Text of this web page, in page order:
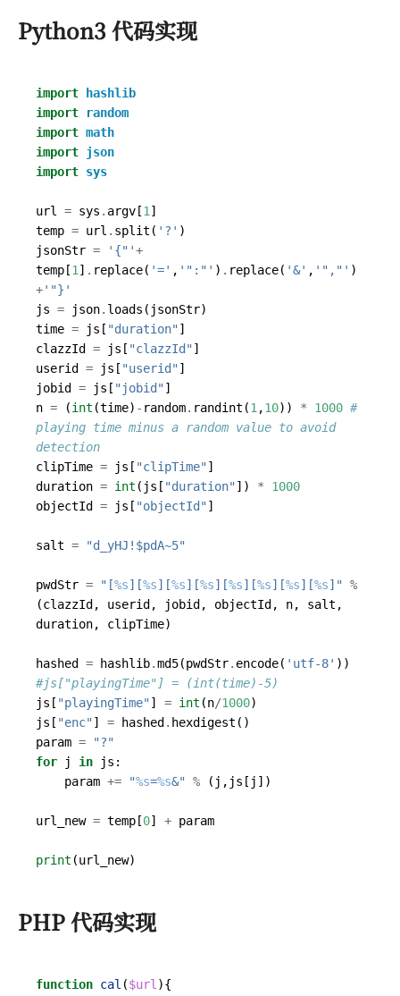
Python3 代码实现
import hashlib
import
random
import math
import json
import sys
url = sys . argv[1 ]
temp = url . split ( '?' )
jsonStr = '{"'+
temp[1 ] . replace( '=' , '":"' ) . replace( '&' , '","' )
+'"}'
js = json. loads ( jsonStr)
time = js [ "duration"]
clazzId = js [ "clazzId"]
userid = js [ "userid"]
jobid = js [ "jobid"]
n = (int (time) - random. randint (1 ,10)) * 1000 #
playing time minus a random value to avoid
detection
clipTime = js [ "clipTime"]
duration = int ( js [ "duration"]) *
1000
objectId = js [ "objectId"]
salt = "d_yHJ!$pdA~5"
pwdStr = "[%s][%s][%s][%s][%s][%s][%s][%s]" %
(clazzId, userid, jobid, objectId, n, salt ,
duration, clipTime)
hashed = hashlib.md5(pwdStr. encode( 'utf-8' ))
#js["playingTime"] = (int(time)-5)
js [ "playingTime"] = int (n/1000)
js [ "enc"] = hashed. hexdigest ()
param =
"?"
for
j in js :
param += "%s=%s&" % ( j , js [ j ])
url_new = temp[0] + param
print (url_new)
PHP 代码实现
function cal ($url){